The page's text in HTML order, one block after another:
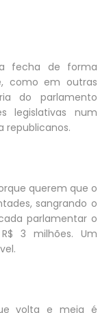
fecha de forma
como em outras
do parlamento
legislativas num
republicanos.
querem que o
sangrando o
parlamentar o
3 milhões. Um
volta e meia é